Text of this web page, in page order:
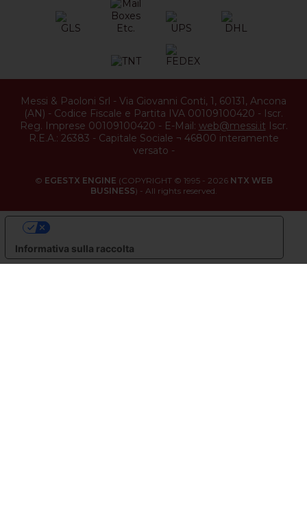
Messi & Paoloni Srl - Via Giovanni Conti, 1, 60131, Ancona
(AN) - Codice Fiscale e Partita IVA 00109100420 - Iscr.
Reg. Imprese 00109100420 - E-Mail: web@messi.it Iscr.
R.E.A.: 26383 - Capitale Sociale ¬ 46800 interamente
versato -
© EGESTX ENGINE (COPYRIGHT © 1995 - 2026 NTX WEB
BUSINESS) - All rights reserved.
Informativa sulla raccolta